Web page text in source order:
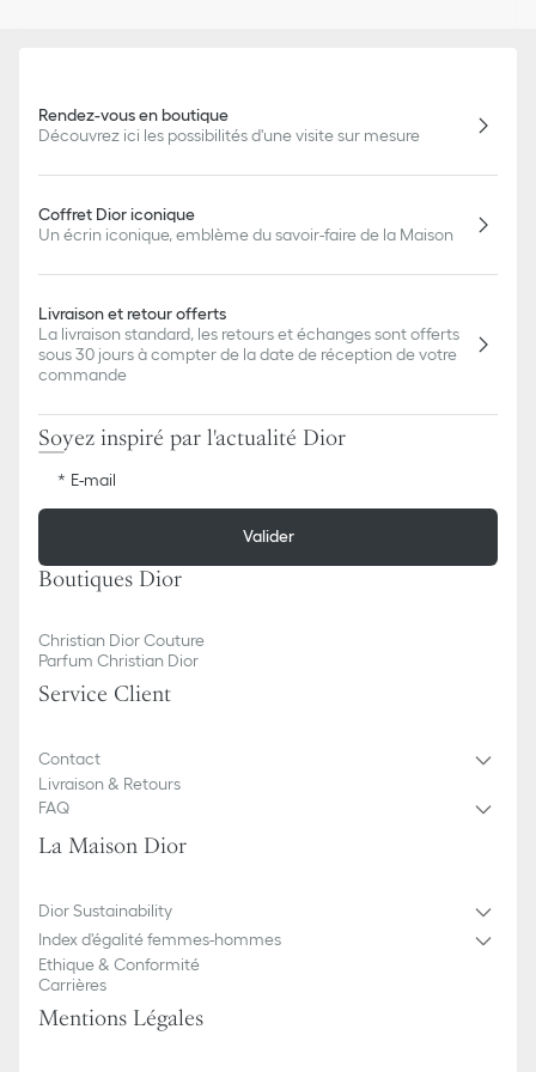
Rendez-vous en boutique
Découvrez ici les possibilités d'une visite sur mesure
Coffret Dior iconique
Un écrin iconique, emblème du savoir-faire de la Maison
Livraison et retour offerts
La livraison standard, les retours et échanges sont offerts
sous 30 jours à compter de la date de réception de votre
commande
Soyez inspiré par l'actualité Dior
E-mail
Valider
Boutiques Dior
Christian Dior Couture
Parfum Christian Dior
Service Client
Contact
Livraison & Retours
FAQ
La Maison Dior
Dior Sustainability
Index d'égalité femmes-hommes
Ethique & Conformité
Carrières
Mentions Légales